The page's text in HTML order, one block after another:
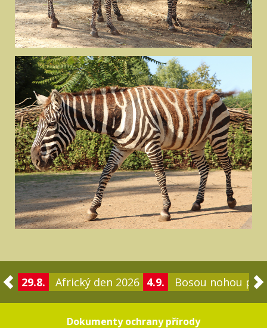
29.8. Africký den 2026 4.9. Bosou nohou po
Dokumenty ochrany přírody